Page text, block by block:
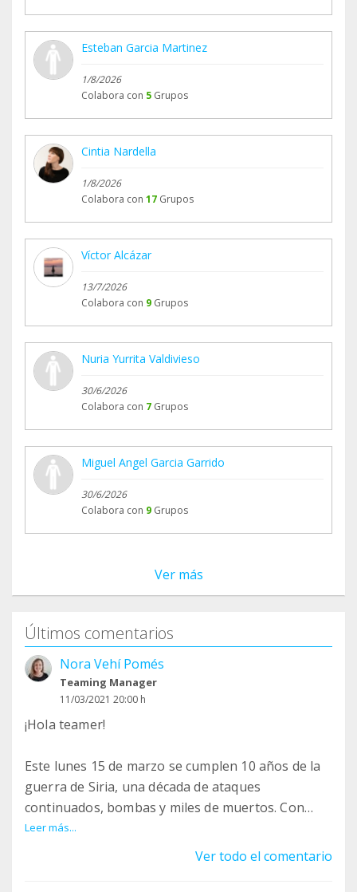
Esteban Garcia Martinez
1/8/2026
Colabora con 5 Grupos
Cintia Nardella
1/8/2026
Colabora con 17 Grupos
Víctor Alcázar
13/7/2026
Colabora con 9 Grupos
Nuria Yurrita Valdivieso
30/6/2026
Colabora con 7 Grupos
Miguel Angel Garcia Garrido
30/6/2026
Colabora con 9 Grupos
Ver más
Últimos comentarios
Nora Vehí Pomés
Teaming Manager
11/03/2021 20:00 h
¡Hola teamer!
Este lunes 15 de marzo se cumplen 10 años de la
guerra de Siria, una década de ataques
continuados, bombas y miles de muertos. Con
motivo de este décimo aniversario el Comité
Catalán con ACNUR quiere seguir visibilizando
Leer más...
Ver todo el comentario